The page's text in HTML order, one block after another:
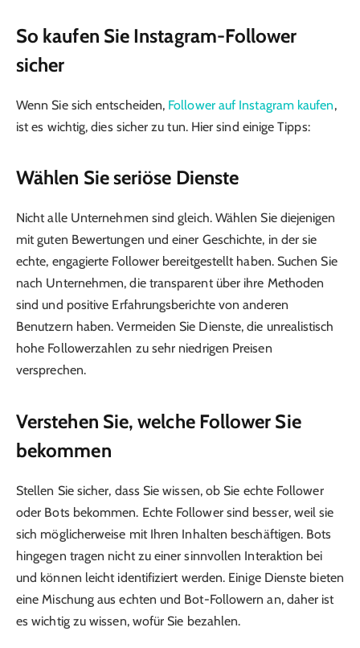
So kaufen Sie Instagram-Follower
sicher
Wenn Sie sich entscheiden, Follower auf Instagram kaufen,
ist es wichtig, dies sicher zu tun. Hier sind einige Tipps:
Wählen Sie seriöse Dienste
Nicht alle Unternehmen sind gleich. Wählen Sie diejenigen
mit guten Bewertungen und einer Geschichte, in der sie
echte, engagierte Follower bereitgestellt haben. Suchen Sie
nach Unternehmen, die transparent über ihre Methoden
sind und positive Erfahrungsberichte von anderen
Benutzern haben. Vermeiden Sie Dienste, die unrealistisch
hohe Followerzahlen zu sehr niedrigen Preisen
versprechen.
Verstehen Sie, welche Follower Sie
bekommen
Stellen Sie sicher, dass Sie wissen, ob Sie echte Follower
oder Bots bekommen. Echte Follower sind besser, weil sie
sich möglicherweise mit Ihren Inhalten beschäftigen. Bots
hingegen tragen nicht zu einer sinnvollen Interaktion bei
und können leicht identifiziert werden. Einige Dienste bieten
eine Mischung aus echten und Bot-Followern an, daher ist
es wichtig zu wissen, wofür Sie bezahlen.